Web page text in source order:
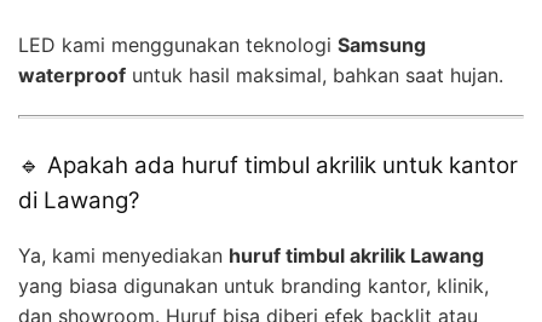
LED kami menggunakan teknologi Samsung
waterproof untuk hasil maksimal, bahkan saat hujan.
🔹 Apakah ada huruf timbul akrilik untuk kantor
di Lawang?
Ya, kami menyediakan huruf timbul akrilik Lawang
yang biasa digunakan untuk branding kantor, klinik,
dan showroom. Huruf bisa diberi efek backlit atau